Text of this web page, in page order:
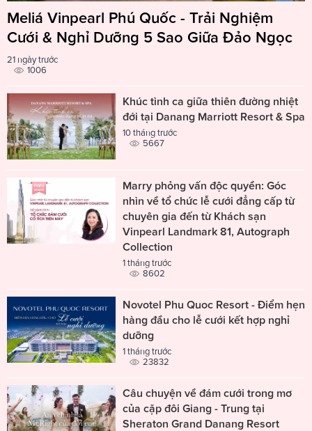
Meliá Vinpearl Phú Quốc - Trải Nghiệm
Cưới & Nghỉ Dưỡng 5 Sao Giữa Đảo Ngọc
21 ngày trước
1006
Khúc tình ca giữa thiên đường nhiệt
đới tại Danang Marriott Resort & Spa
10 tháng trước
5667
Marry phỏng vấn độc quyền: Góc
nhìn về tổ chức lễ cưới đẳng cấp từ
chuyên gia đến từ Khách sạn
Vinpearl Landmark 81, Autograph
Collection
1 tháng trước
8602
Novotel Phu Quoc Resort - Điểm hẹn
hàng đầu cho lễ cưới kết hợp nghỉ
dưỡng
1 tháng trước
23832
Câu chuyện về đám cưới trong mơ
của cặp đôi Giang - Trung tại
Sheraton Grand Danang Resort